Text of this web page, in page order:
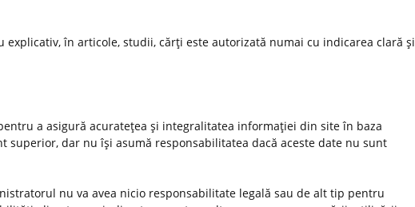
în articole, studii, cărţi este autorizată numai cu indicarea clară şi
a asigură acurateţea şi integralitatea informaţiei din site în baza
dar nu îşi asumă responsabilitatea dacă aceste date nu sunt
nu va avea nicio responsabilitate legală sau de alt tip pentru